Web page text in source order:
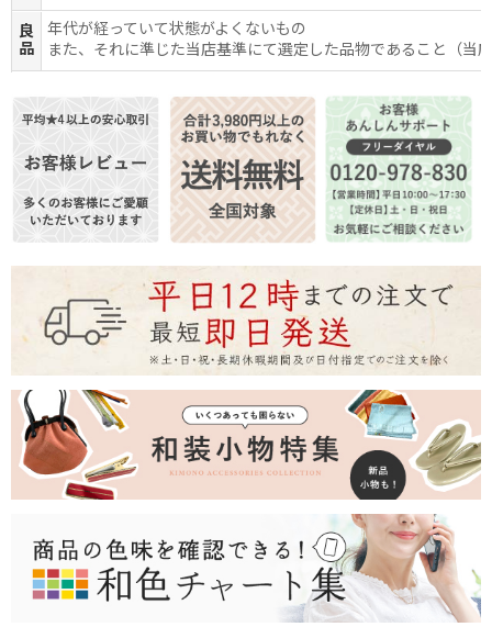
良
品
年代が経っていて状態がよくないもの
また、それに準じた当店基準にて選定した品物であること（当